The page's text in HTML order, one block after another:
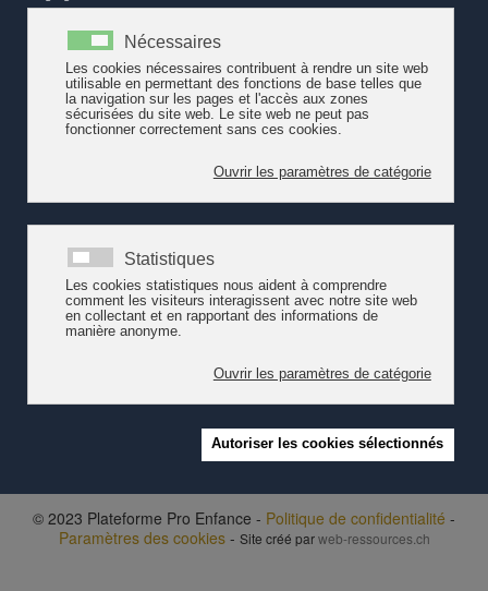
moi ? L’éducation ludique au cœur des
métiers de l’enfance » le 25 septembre
2019 à Sierre.
Comment valoriser le jeu ? Comment
mieux définir la posture professionnelle
pendant les différents temps du jeu ?
comme valeur stable dans la construction de l’enfant et son accès
pour aider l’enfant à bien grandir.
Destinée aux étudiant·e·s, aux professionnel·le·s et à toute
personne intéressée.
Programmeet inscription
© 2023 Plateforme Pro Enfance - Politique de confidentialité -
Paramètres des cookies- Site créé parweb-ressources.ch